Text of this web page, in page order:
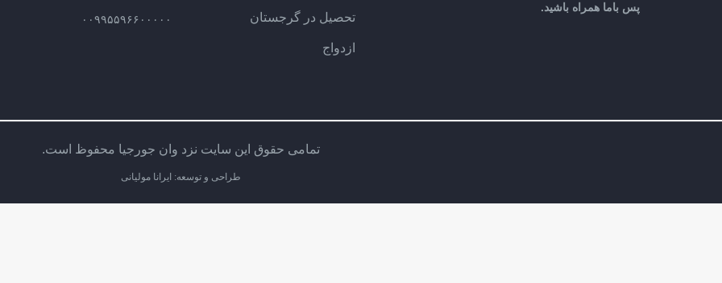
پس باما همراه باشید.
تحصیل در گرجستان
ازدواج
۰۰۹۹۵۵۹۶۶۰۰۰۰۰
تمامی حقوق این سایت نزد وان جورجیا محفوظ است.
طراحی و توسعه: ایرانا مولیانی